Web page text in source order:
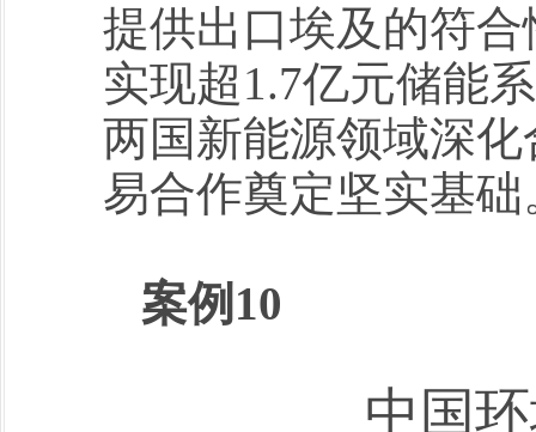
提供出口埃及的符
实现超1.7亿元储能
两国新能源领域深
易合作奠定坚实基础
案例10
中国